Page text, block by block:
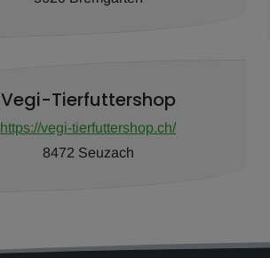
Vegi-Tierfuttershop
https://vegi-tierfuttershop.ch/
8472 Seuzach